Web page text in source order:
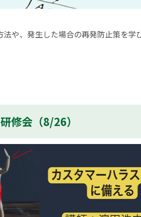
や、発生した場合の再発防止策を学
修会（8/26）